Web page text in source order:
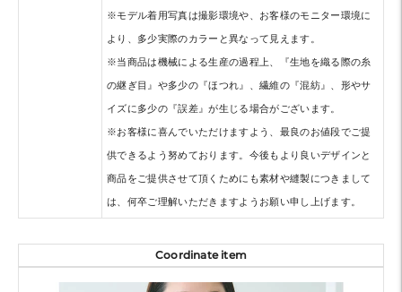
※モデル着用写真は撮影環境や、お客様のモニター環境に
より、多少実際のカラーと異なって見えます。
※当商品は機械による生産の過程上、『生地を織る際の糸
の継ぎ目』や多少の『ほつれ』、繊維の『混紡』、形やサ
イズに多少の『誤差』が生じる場合がございます。
※お客様に喜んでいただけますよう、最良のお値段でご提
供できるよう努めております。今後もより良いデザインと
商品をご提供させて頂くためにも素材や縫製につきまして
は、何卒ご理解いただきますようお願い申し上げます。
Coordinate item